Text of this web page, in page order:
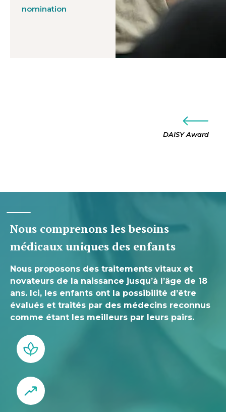
nomination
DAISY Award
Nous comprenons les besoins
médicaux uniques des enfants
Nous proposons des traitements vitaux et
novateurs de la naissance jusqu’à l’âge de 18
ans. Ici, les enfants ont la possibilité d’être
évalués et traités par des médecins reconnus
comme étant les meilleurs par leurs pairs.